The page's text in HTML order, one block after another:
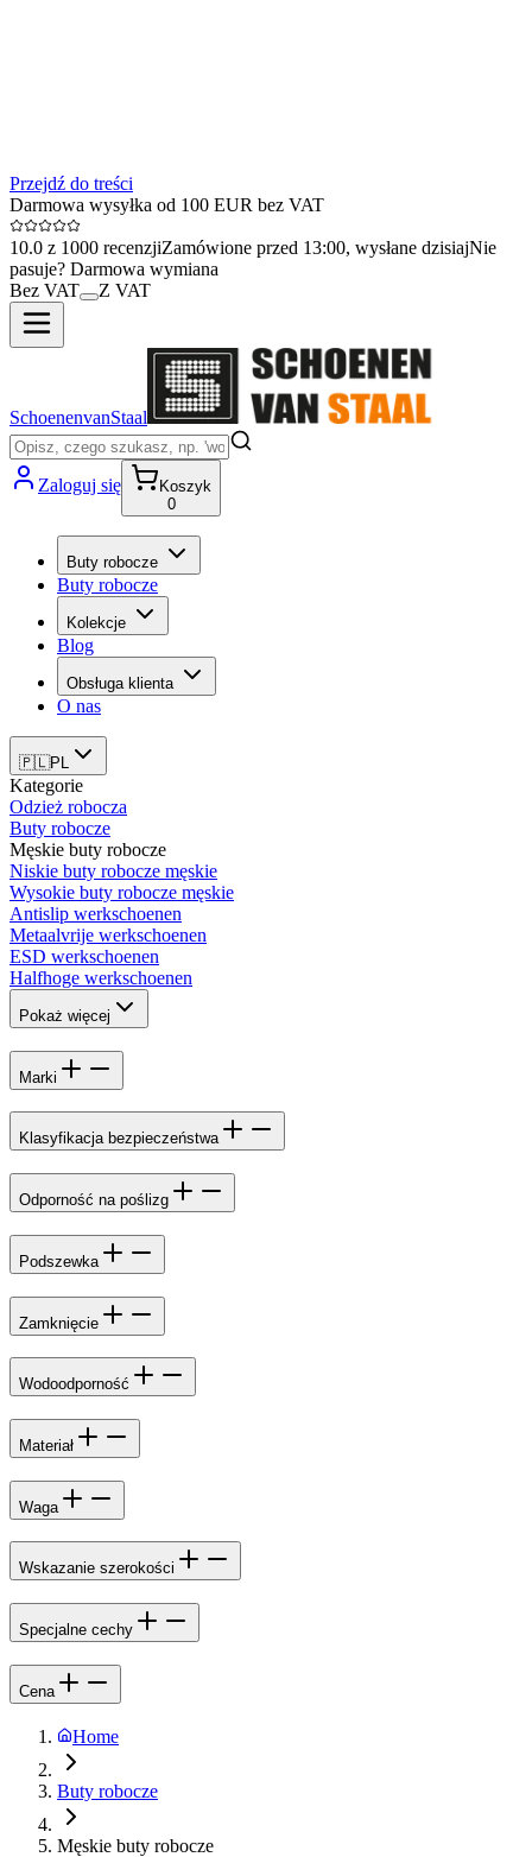
Przejdź do treści
Darmowa wysyłka od 100 EUR bez VAT
10.0 z 1000 recenzjiZamówione przed 13:00, wysłane dzisiajNie
pasuje? Darmowa wymiana
Bez VAT
Z VAT
SchoenenvanStaal
Zaloguj się
Koszyk
0
Buty robocze
Buty robocze
Kolekcje
Blog
Obsługa klienta
O nas
🇵🇱PL
Kategorie
Odzież robocza
Buty robocze
Męskie buty robocze
Niskie buty robocze męskie
Wysokie buty robocze męskie
Antislip werkschoenen
Metaalvrije werkschoenen
ESD werkschoenen
Halfhoge werkschoenen
Pokaż więcej
Marki
Klasyfikacja bezpieczeństwa
Odporność na poślizg
Podszewka
Zamknięcie
Wodoodporność
Materiał
Waga
Wskazanie szerokości
Specjalne cechy
Cena
Home
Buty robocze
Męskie buty robocze